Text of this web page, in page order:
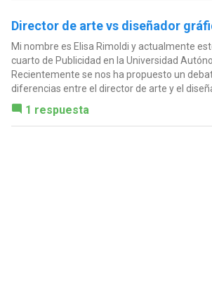
Director de arte vs diseñador
Mi nombre es Elisa Rimoldi y actualmente
cuarto de Publicidad en la Universidad
Recientemente se nos ha propuesto un
diferencias entre el director de arte y el
1 respuesta